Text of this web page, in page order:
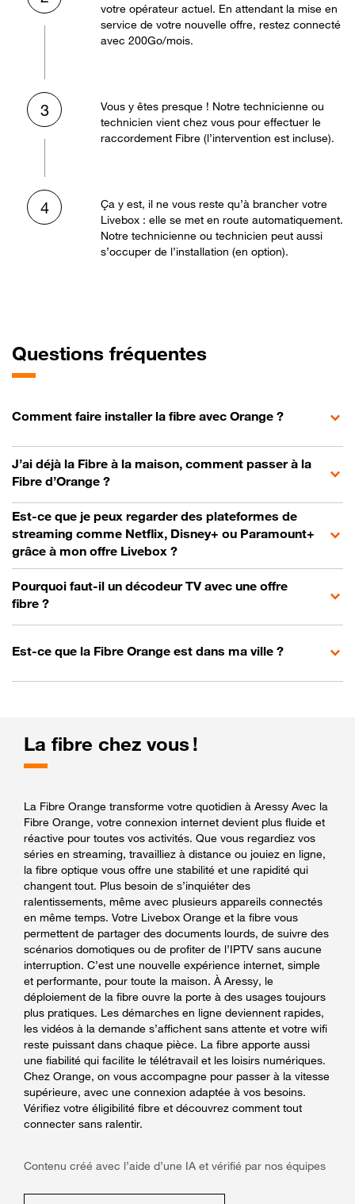
votre opérateur actuel. En attendant la mise en
service de votre nouvelle offre, restez connecté
avec 200Go/mois.
3
Vous y êtes presque ! Notre technicienne ou
technicien vient chez vous pour effectuer le
raccordement Fibre (l’intervention est incluse).
4
Ça y est, il ne vous reste qu’à brancher votre
Livebox : elle se met en route automatiquement.
Notre technicienne ou technicien peut aussi
s’occuper de l’installation (en option).
Questions fréquentes
Comment faire installer la fibre avec Orange ?
J’ai déjà la Fibre à la maison, comment passer à la
Fibre d’Orange ?
Est-ce que je peux regarder des plateformes de
streaming comme Netflix, Disney+ ou Paramount+
grâce à mon offre Livebox ?
Pourquoi faut-il un décodeur TV avec une offre
fibre ?
Est-ce que la Fibre Orange est dans ma ville ?
La fibre chez vous !
La Fibre Orange transforme votre quotidien à Aressy Avec la
Fibre Orange, votre connexion internet devient plus fluide et
réactive pour toutes vos activités. Que vous regardiez vos
séries en streaming, travailliez à distance ou jouiez en ligne,
la fibre optique vous offre une stabilité et une rapidité qui
changent tout. Plus besoin de s’inquiéter des
ralentissements, même avec plusieurs appareils connectés
en même temps. Votre Livebox Orange et la fibre vous
permettent de partager des documents lourds, de suivre des
scénarios domotiques ou de profiter de l’IPTV sans aucune
interruption. C’est une nouvelle expérience internet, simple
et performante, pour toute la maison. À Aressy, le
déploiement de la fibre ouvre la porte à des usages toujours
plus pratiques. Les démarches en ligne deviennent rapides,
les vidéos à la demande s’affichent sans attente et votre wifi
reste puissant dans chaque pièce. La fibre apporte aussi
une fiabilité qui facilite le télétravail et les loisirs numériques.
Chez Orange, on vous accompagne pour passer à la vitesse
supérieure, avec une connexion adaptée à vos besoins.
Vérifiez votre éligibilité fibre et découvrez comment tout
connecter sans ralentir.
Contenu créé avec l’aide d’une IA et vérifié par nos équipes